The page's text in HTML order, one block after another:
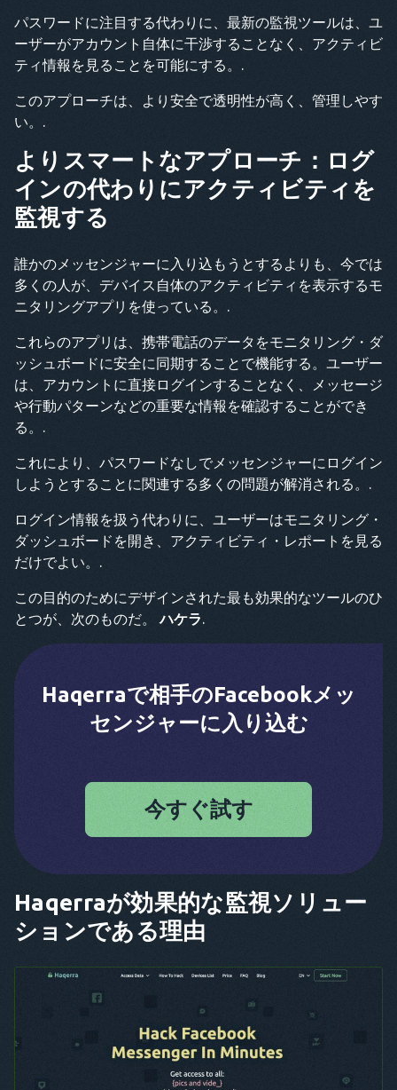
パスワードに注目する代わりに、最新の監視ツールは、ユ
ーザーがアカウント自体に干渉することなく、アクティビ
ティ情報を見ることを可能にする。.
このアプローチは、より安全で透明性が高く、管理しやす
い。.
よりスマートなアプローチ：ログ
インの代わりにアクティビティを
監視する
誰かのメッセンジャーに入り込もうとするよりも、今では
多くの人が、デバイス自体のアクティビティを表示するモ
ニタリングアプリを使っている。.
これらのアプリは、携帯電話のデータをモニタリング・ダ
ッシュボードに安全に同期することで機能する。ユーザー
は、アカウントに直接ログインすることなく、メッセージ
や行動パターンなどの重要な情報を確認することができ
る。.
これにより、パスワードなしでメッセンジャーにログイン
しようとすることに関連する多くの問題が解消される。.
ログイン情報を扱う代わりに、ユーザーはモニタリング・
ダッシュボードを開き、アクティビティ・レポートを見る
だけでよい。.
この目的のためにデザインされた最も効果的なツールのひ
とつが、次のものだ。ハケラ.
Haqerraで相手のFacebookメッ
センジャーに入り込む
今すぐ試す
Haqerraが効果的な監視ソリュー
ションである理由